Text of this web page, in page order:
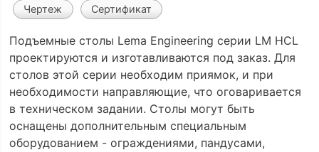
Чертеж Сертификат
Подъемные столы Lema Engineering серии LM HCL
проектируются и изготавливаются под заказ. Для
столов этой серии необходим приямок, и при
необходимости направляющие, что оговаривается
в техническом задании. Столы могут быть
оснащены дополнительным специальным
оборудованием - ограждениями, пандусами,